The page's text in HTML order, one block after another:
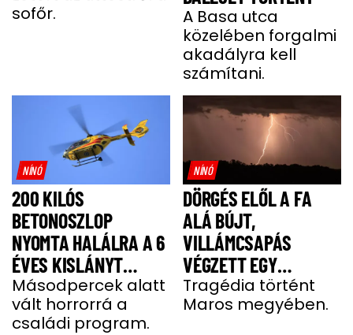
sofőr.
A Basa utca
közelében forgalmi
akadályra kell
számítani.
NÍNÓ
200 KILÓS
BETONOSZLOP
NYOMTA HALÁLRA A 6
ÉVES KISLÁNYT
HEVESBEN
Másodpercek alatt
vált horrorrá a
családi program.
NÍNÓ
DÖRGÉS ELŐL A FA
ALÁ BÚJT,
VILLÁMCSAPÁS
VÉGZETT EGY
FÉRFIVEL
Tragédia történt
Maros megyében.